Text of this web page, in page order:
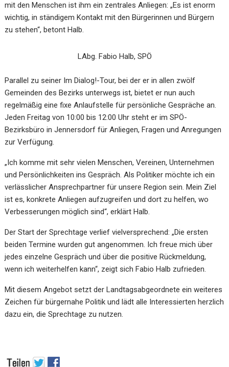
mit den Menschen ist ihm ein zentrales Anliegen: „Es ist enorm
wichtig, in ständigem Kontakt mit den Bürgerinnen und Bürgern
zu stehen“, betont Halb.
LAbg. Fabio Halb, SPÖ
Parallel zu seiner Im Dialog!-Tour, bei der er in allen zwölf
Gemeinden des Bezirks unterwegs ist, bietet er nun auch
regelmäßig eine fixe Anlaufstelle für persönliche Gespräche an.
Jeden Freitag von 10:00 bis 12:00 Uhr steht er im SPÖ-
Bezirksbüro in Jennersdorf für Anliegen, Fragen und Anregungen
zur Verfügung.
„Ich komme mit sehr vielen Menschen, Vereinen, Unternehmen
und Persönlichkeiten ins Gespräch. Als Politiker möchte ich ein
verlässlicher Ansprechpartner für unsere Region sein. Mein Ziel
ist es, konkrete Anliegen aufzugreifen und dort zu helfen, wo
Verbesserungen möglich sind“, erklärt Halb.
Der Start der Sprechtage verlief vielversprechend: „Die ersten
beiden Termine wurden gut angenommen. Ich freue mich über
jedes einzelne Gespräch und über die positive Rückmeldung,
wenn ich weiterhelfen kann“, zeigt sich Fabio Halb zufrieden.
Mit diesem Angebot setzt der Landtagsabgeordnete ein weiteres
Zeichen für bürgernahe Politik und lädt alle Interessierten herzlich
dazu ein, die Sprechtage zu nutzen.